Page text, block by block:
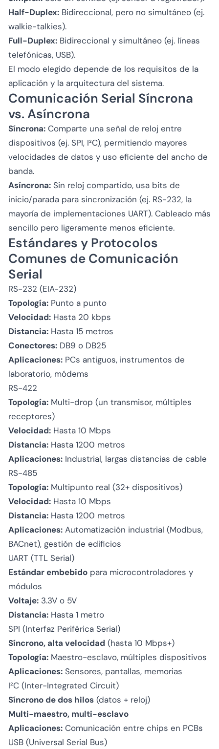
Half-Duplex: Bidireccional, pero no simultáneo (ej.
walkie-talkies).
Full-Duplex: Bidireccional y simultáneo (ej. líneas
telefónicas, USB).
El modo elegido depende de los requisitos de la
aplicación y la arquitectura del sistema.
Comunicación Serial Síncrona
vs. Asíncrona
Síncrona: Comparte una señal de reloj entre
dispositivos (ej. SPI, I²C), permitiendo mayores
velocidades de datos y uso eficiente del ancho de
banda.
Asíncrona: Sin reloj compartido, usa bits de
inicio/parada para sincronización (ej. RS-232, la
mayoría de implementaciones UART). Cableado más
sencillo pero ligeramente menos eficiente.
Estándares y Protocolos
Comunes de Comunicación
Serial
RS-232 (EIA-232)
Topología: Punto a punto
Velocidad: Hasta 20 kbps
Distancia: Hasta 15 metros
Conectores: DB9 o DB25
Aplicaciones: PCs antiguos, instrumentos de
laboratorio, módems
RS-422
Topología: Multi-drop (un transmisor, múltiples
receptores)
Velocidad: Hasta 10 Mbps
Distancia: Hasta 1200 metros
Aplicaciones: Industrial, largas distancias de cable
RS-485
Topología: Multipunto real (32+ dispositivos)
Velocidad: Hasta 10 Mbps
Distancia: Hasta 1200 metros
Aplicaciones: Automatización industrial (Modbus,
BACnet), gestión de edificios
UART (TTL Serial)
Estándar embebido para microcontroladores y
módulos
Voltaje: 3.3V o 5V
Distancia: Hasta 1 metro
SPI (Interfaz Periférica Serial)
Síncrono, alta velocidad (hasta 10 Mbps+)
Topología: Maestro-esclavo, múltiples dispositivos
Aplicaciones: Sensores, pantallas, memorias
I²C (Inter-Integrated Circuit)
Síncrono de dos hilos (datos + reloj)
Multi-maestro, multi-esclavo
Aplicaciones: Comunicación entre chips en PCBs
USB (Universal Serial Bus)